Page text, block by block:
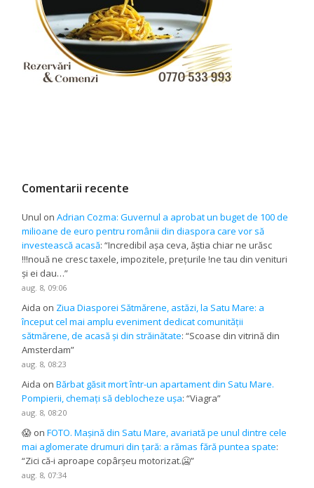
Comentarii recente
Unul onAdrian Cozma: Guvernul a aprobat un buget de 100 de
milioane de euro pentru românii din diaspora care vor să
investească acasă: “Incredibil așa ceva, ăștia chiar ne urăsc
!!!nouă ne cresc taxele, impozitele, prețurile !ne tau din venituri
și ei dau…”
aug. 8, 09:06
Aida on Ziua Diasporei Sătmărene, astăzi, la Satu Mare: a
început cel mai amplu eveniment dedicat comunității
sătmărene, de acasă și din străinătate: “Scoase din vitrină din
Amsterdam”
aug. 8, 08:23
Aida onBărbat găsit mort într-un apartament din Satu Mare.
Pompierii, chemați să deblocheze ușa: “Viagra”
aug. 8, 08:20
😱 onFOTO. Mașină din Satu Mare, avariată pe unul dintre cele
mai aglomerate drumuri din țară: a rămas fără puntea spate:
“Zici că-i aproape copârșeu motorizat.🥶”
aug. 8, 07:34